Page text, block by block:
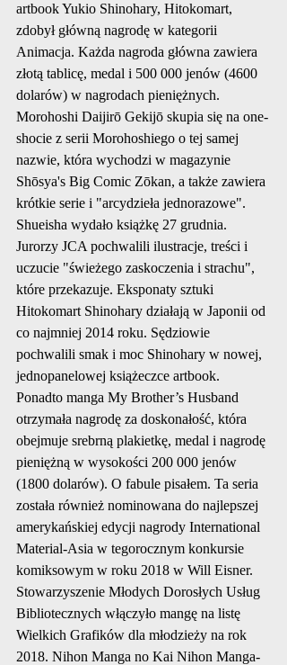
artbook Yukio Shinohary, Hitokomart,
zdobył główną nagrodę w kategorii
Animacja. Każda nagroda główna zawiera
złotą tablicę, medal i 500 000 jenów (4600
dolarów) w nagrodach pieniężnych.
Morohoshi Daijirō Gekijō skupia się na one-
shocie z serii Morohoshiego o tej samej
nazwie, która wychodzi w magazynie
Shōsya's Big Comic Zōkan, a także zawiera
krótkie serie i "arcydzieła jednorazowe".
Shueisha wydało książkę 27 grudnia.
Jurorzy JCA pochwalili ilustracje, treści i
uczucie "świeżego zaskoczenia i strachu",
które przekazuje. Eksponaty sztuki
Hitokomart Shinohary działają w Japonii od
co najmniej 2014 roku. Sędziowie
pochwalili smak i moc Shinohary w nowej,
jednopanelowej książeczce artbook.
Ponadto manga My Brother’s Husband
otrzymała nagrodę za doskonałość, która
obejmuje srebrną plakietkę, medal i nagrodę
pieniężną w wysokości 200 000 jenów
(1800 dolarów). O fabule pisałem. Ta seria
została również nominowana do najlepszej
amerykańskiej edycji nagrody International
Material-Asia w tegorocznym konkursie
komiksowym w roku 2018 w Will Eisner.
Stowarzyszenie Młodych Dorosłych Usług
Bibliotecznych włączyło mangę na listę
Wielkich Grafików dla młodzieży na rok
2018. Nihon Manga no Kai Nihon Manga-